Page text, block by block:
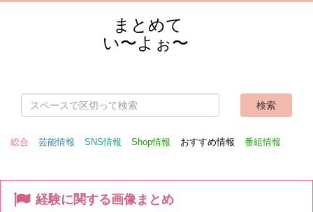
まとめて
い〜よぉ〜
総合 芸能情報 SNS情報 Shop情報 おすすめ情報 番組情報
経験に関する画像まとめ